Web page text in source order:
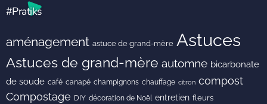
#Pratiks
aménagement astuce de grand-mère Astuces
Astuces de grand-mère automne bicarbonate
de soude café canapé champignons chauffage citron compost
Compostage DIY décoration de Noël entretien fleurs